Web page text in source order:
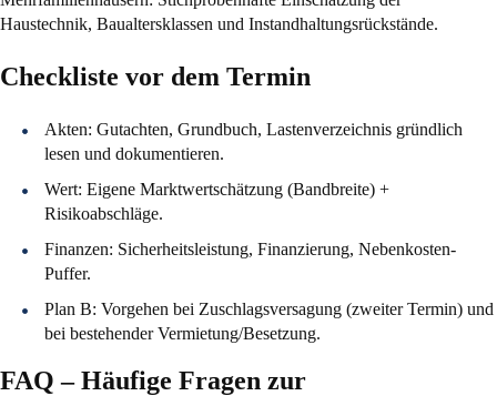
Haustechnik, Baualtersklassen und Instandhaltungsrückstände.
Checkliste vor dem Termin
Akten: Gutachten, Grundbuch, Lastenverzeichnis gründlich
lesen und dokumentieren.
Wert: Eigene Marktwertschätzung (Bandbreite) +
Risikoabschläge.
Finanzen: Sicherheitsleistung, Finanzierung, Nebenkosten-
Puffer.
Plan B: Vorgehen bei Zuschlagsversagung (zweiter Termin) und
bei bestehender Vermietung/Besetzung.
FAQ – Häufige Fragen zur